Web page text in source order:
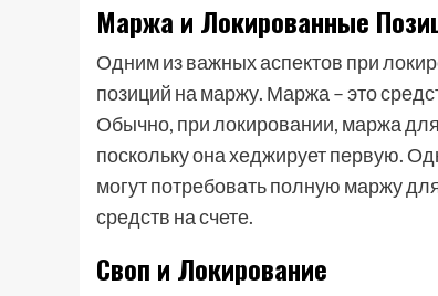
Маржа и Локированные
Одним из важных аспектов при
позиций на маржу. Маржа – это
Обычно, при локировании, маржа
поскольку она хеджирует первую.
могут потребовать полную маржу
средств на счете.
Своп и Локирование